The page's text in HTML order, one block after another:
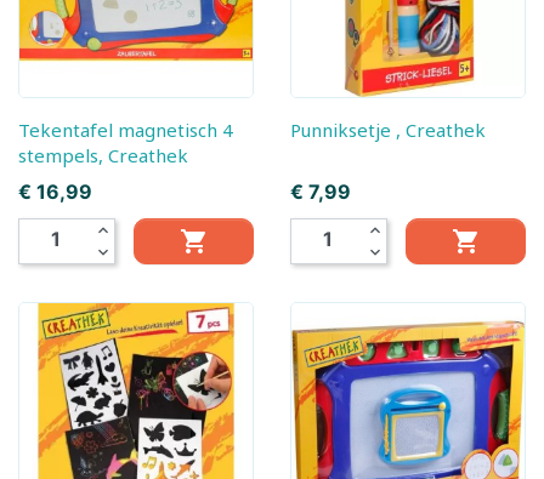
Tekentafel magnetisch 4
stempels, Creathek
Prijs
€ 16,99
expand_less
expand_more

Punniksetje , Creathek
Prijs
€ 7,99
expand_less
expand_more
